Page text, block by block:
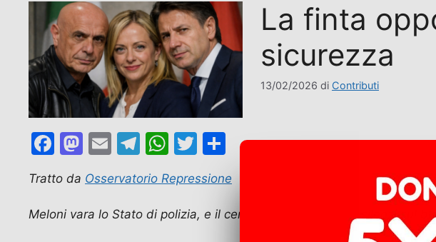
La finta
sicurezza
13/02/2026 di Contributi
F
c
e
M
a
st
o
E
ai
l
T
el
e
gr
W
at
s
T
w
itt
er
C
n
di
Tratto da Osservatorio Repressione
Meloni vara lo Stato di polizia, e il centrosinistra la segue: silenzi sul